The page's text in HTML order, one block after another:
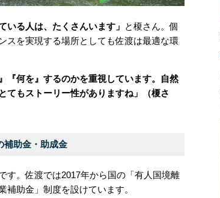
いる人は、たくさんいます」 と榎さん。個
スを実現する場所としても佐渡は最適な環
『何を』するのかを重視しています。自然
てもストーリー性がありますね」（榎さ
補助金・助成金
す。佐渡では2017年から国の「有人国境離
助金」制度を設けています。